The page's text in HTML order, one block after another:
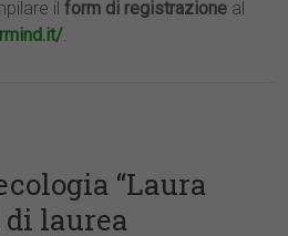
il form di registrazione al
.
“Laura
di laurea